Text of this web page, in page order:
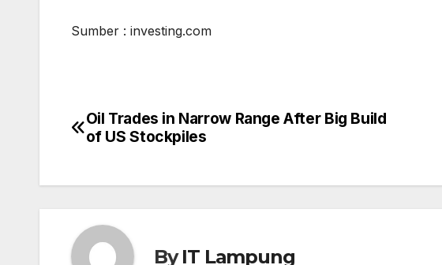
Sumber : investing.com
Post
Oil Trades in Narrow Range After Big Build
of US Stockpiles
ByIT Lampung